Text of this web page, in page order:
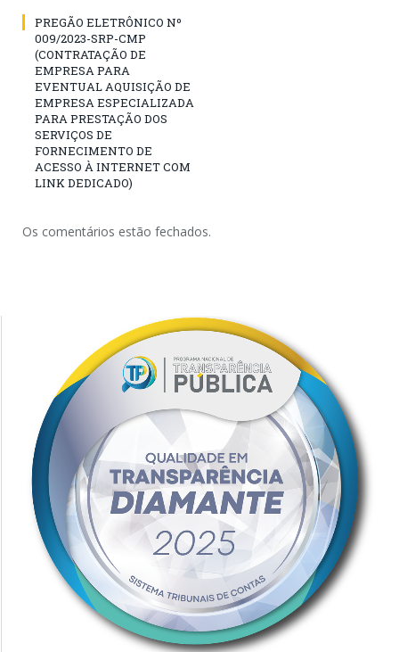
PREGÃO ELETRÔNICO Nº
009/2023-SRP-CMP
(CONTRATAÇÃO DE
EMPRESA PARA
EVENTUAL AQUISIÇÃO DE
EMPRESA ESPECIALIZADA
PARA PRESTAÇÃO DOS
SERVIÇOS DE
FORNECIMENTO DE
ACESSO À INTERNET COM
LINK DEDICADO)
Os comentários estão fechados.